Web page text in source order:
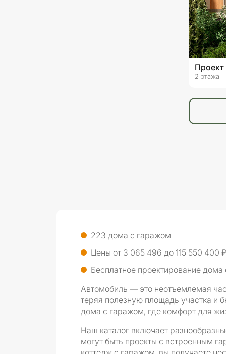
2 этажа
223 дома с гаражом
Цены от 3 065 496 до 115 550 400 ₽
Бесплатное проектирование
Автомобиль — это неотъемлемая
теряя полезную площадь участка и
дома с гаражом, где комфорт для
Наш каталог включает
могут быть проекты с встроенным